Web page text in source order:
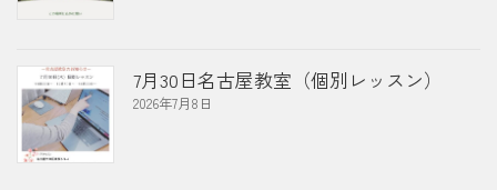
7月30日名古屋教室（個別レッスン）
2026年7月8日